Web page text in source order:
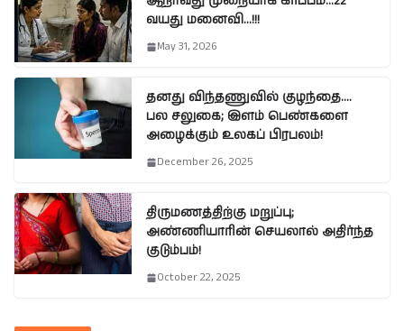
வயது மனைவி…!!!
May 31, 2026
தனது விந்தணுவில் குழந்தை….
பல சலுகை; இளம் பெண்களை
அழைக்கும் உலகப் பிரபலம்!
December 26, 2025
திருமணத்திற்கு மறுப்பு;
அண்ணியாரின் செயலால் அதிர்ந்த
குடும்பம்!
October 22, 2025